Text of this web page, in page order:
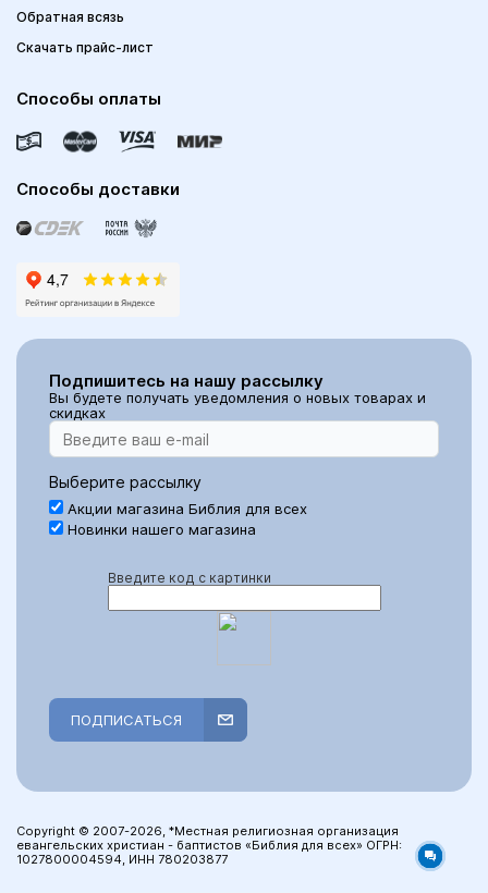
Обратная всязь
Скачать прайс-лист
Способы оплаты
Способы доставки
Подпишитесь на нашу рассылку
Вы будете получать уведомления о новых товарах и
скидках
Выберите рассылку
Акции магазина Библия для всех
Новинки нашего магазина
Введите код с картинки
ПОДПИСАТЬСЯ
Copyright © 2007-2026, *Местная религиозная организация
евангельских христиан - баптистов «Библия для всех» ОГРН:
1027800004594, ИНН 780203877